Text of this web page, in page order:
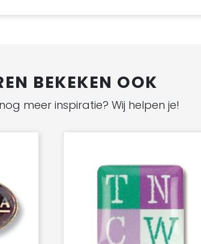
BEKEKEN OOK
meer inspiratie? Wij helpen je!